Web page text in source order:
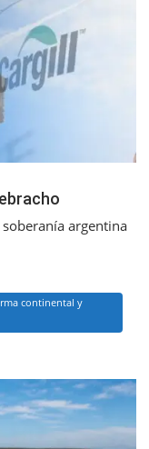
argentina
continental y